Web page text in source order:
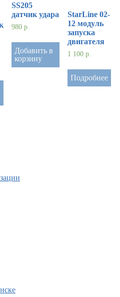
SS205
датчик удара
980р.
Добавить в
корзину
StarLine 02-
12 модуль
запуска
двигателя
1 100 р.
Подробнее